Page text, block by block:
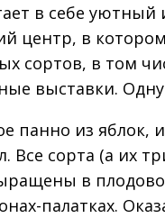
в себе уютный
центр, в
сортов, в том
выставки.
панно из яблок,
Все сорта (а их
в
палатках.